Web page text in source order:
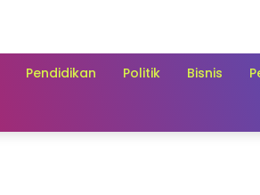
Pendidikan Politik Bisnis